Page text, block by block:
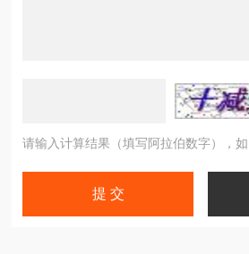
请输入计算结果（填写阿拉伯数字），